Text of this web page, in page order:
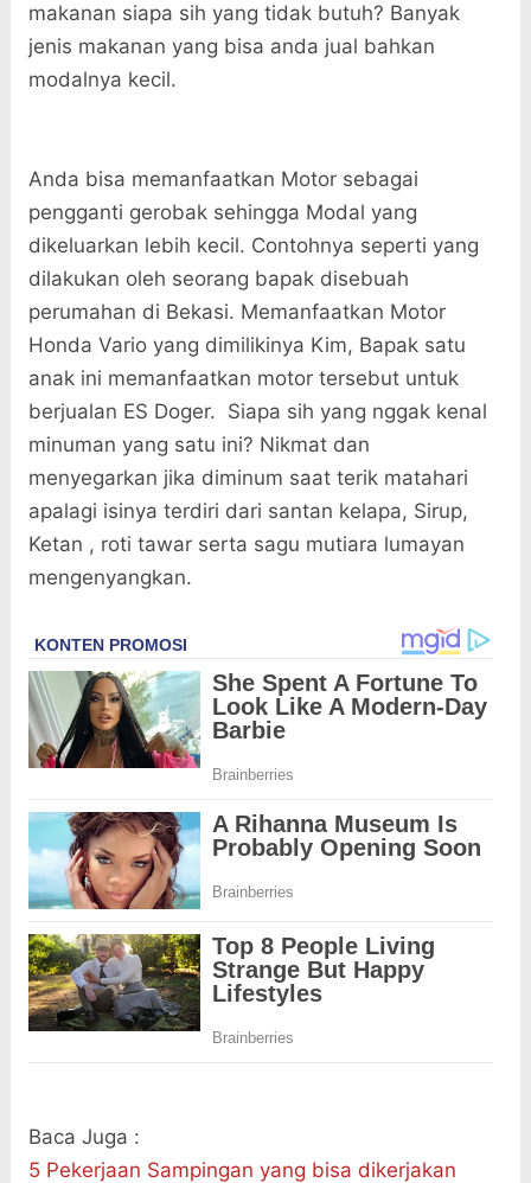
makanan siapa sih yang tidak butuh? Banyak
jenis makanan yang bisa anda jual bahkan
modalnya kecil.
Anda bisa memanfaatkan Motor sebagai
pengganti gerobak sehingga Modal yang
dikeluarkan lebih kecil. Contohnya seperti yang
dilakukan oleh seorang bapak disebuah
perumahan di Bekasi. Memanfaatkan Motor
Honda Vario yang dimilikinya Kim, Bapak satu
anak ini memanfaatkan motor tersebut untuk
berjualan ES Doger. Siapa sih yang nggak kenal
minuman yang satu ini? Nikmat dan
menyegarkan jika diminum saat terik matahari
apalagi isinya terdiri dari santan kelapa, Sirup,
Ketan , roti tawar serta sagu mutiara lumayan
mengenyangkan.
Baca Juga :
5 Pekerjaan Sampingan yang bisa dikerjakan